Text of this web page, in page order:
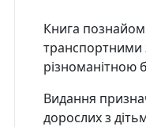
Книга
транспортними
різноманітною
Видання
дорослих з